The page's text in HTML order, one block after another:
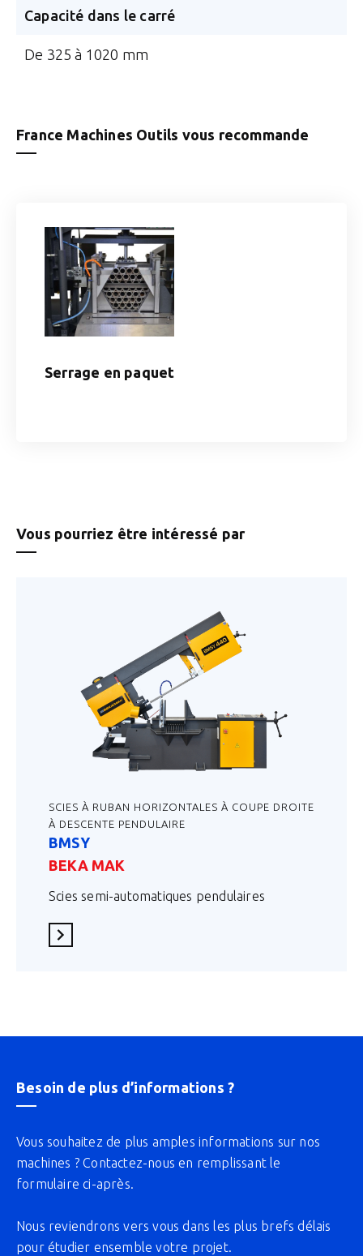
Capacité dans le carré
De 325 à 1020 mm
France Machines Outils vous recommande
Serrage en paquet
Vous pourriez être intéressé par
SCIES À RUBAN HORIZONTALES À COUPE DROITE
À DESCENTE PENDULAIRE
BMSY
BEKA MAK
Scies semi-automatiques pendulaires
En savoir plus
Besoin de plus d’informations ?
Vous souhaitez de plus amples informations sur nos
machines ? Contactez-nous en remplissant le
formulaire ci-après.
Nous reviendrons vers vous dans les plus brefs délais
pour étudier ensemble votre projet.